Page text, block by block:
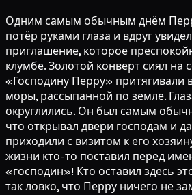
Одним самым обычным днём
потёр руками глаза и вдруг
приглашение, которое
клумбе. Золотой конверт сиял на
«Господину Перру» притягивали
моры, рассыпанной по земле.
округлились. Он был самым
что открывал двери господам и
приходили с визитом к его
жизни кто-то поставил перед
«господин»! Кто оставил здесь
так ловко, что Перру ничего не